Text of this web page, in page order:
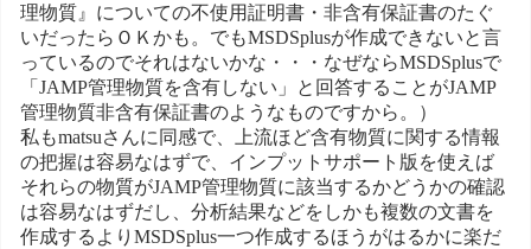
理物質』についての不使用証明書・非含有保証書のたぐ
いだったらＯＫかも。でもMSDSplusが作成できないと言
っているのでそれはないかな・・・なぜならMSDSplusで
「JAMP管理物質を含有しない」と回答することがJAMP
管理物質非含有保証書のようなものですから。）
私もmatsuさんに同感で、上流ほど含有物質に関する情報
の把握は容易なはずで、インプットサポート版を使えば
それらの物質がJAMP管理物質に該当するかどうかの確認
は容易なはずだし、分析結果などをしかも複数の文書を
作成するよりMSDSplus一つ作成するほうがはるかに楽だ